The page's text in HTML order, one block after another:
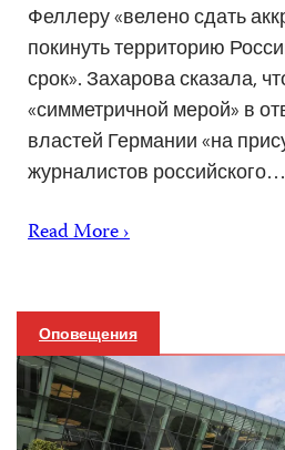
Феллеру «велено сдать
покинуть территорию
срок». Захарова сказала,
«симметричной мерой» в
властей Германии «на
журналистов российского…
Read More ›
Оповещения